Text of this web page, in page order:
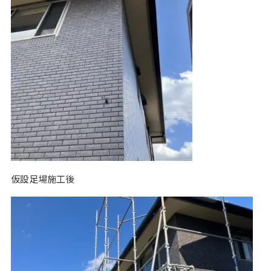
仮設足場施工後